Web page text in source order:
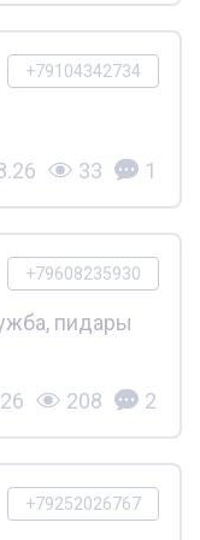
+79104342734
33 1
+79608235930
пидары
208 2
+79252026767